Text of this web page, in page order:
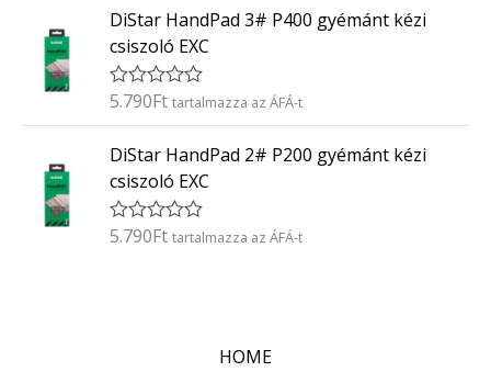
/
5
é
e
l
s
:
/
5
DiStar HandPad 3# P400 gyémánt kézi
csiszoló EXC
É
é
e
l
é
s
5.790Ft tartalmazza az ÁFÁ-t
DiStar HandPad 2# P200 gyémánt kézi
csiszoló EXC
É
5.790Ft tartalmazza az ÁFÁ-t
HOME